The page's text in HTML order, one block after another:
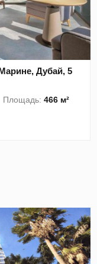
Дубай, 5
Площадь:466 м²